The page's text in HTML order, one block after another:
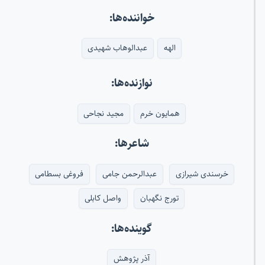
خواننده‌ها:
الهه عبدالوهاب شهیدی
نوازنده‌ها:
همایون خرم مجید نجاحی
شاعرها:
خرسندی شیرازی عبدالرحمن جامی
فروغی بسطامی
تورج نگهبان
واصل کابلی
گوینده‌ها:
آذر پژوهش